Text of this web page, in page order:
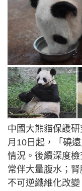
中國大熊貓保護
月10日起，「磽
情況。後續深度
常伴大量腹水；
不可逆纖維化改